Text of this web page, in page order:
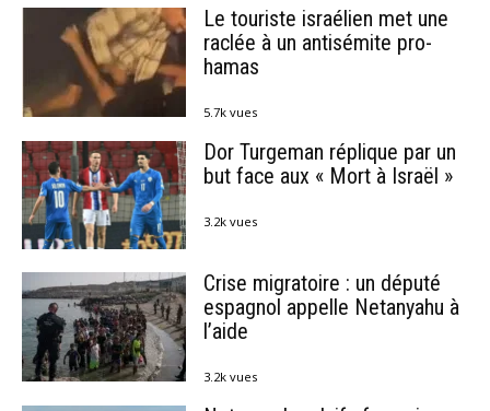
Le touriste israélien met une
raclée à un antisémite pro-
hamas
5.7k vues
Dor Turgeman réplique par un
but face aux « Mort à Israël »
3.2k vues
Crise migratoire : un député
espagnol appelle Netanyahu à
l’aide
3.2k vues